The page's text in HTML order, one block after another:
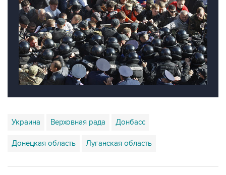
Украина Верховная рада Донбасс
Донецкая область Луганская область